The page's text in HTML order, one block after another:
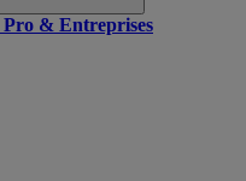
Pro & Entreprises